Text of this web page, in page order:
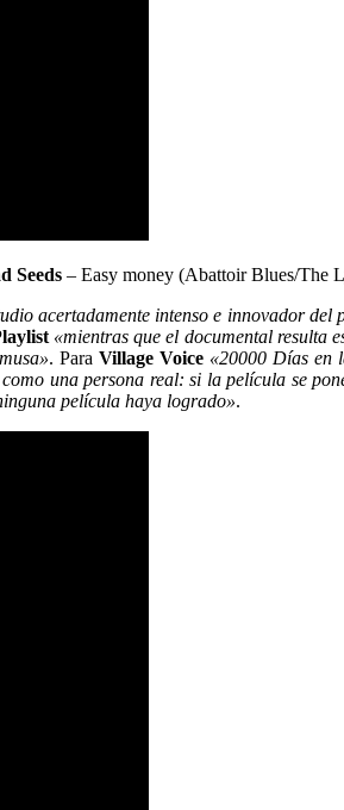
Seeds – Easy money (Abattoir Blues/The
acertadamente intenso e innovador
«mientras que el documental resulta
. Para Village Voice «20000 Días en
una persona real: si la película se
película haya logrado».